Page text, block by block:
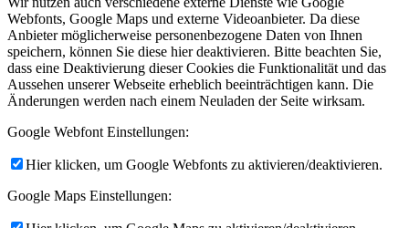
Webfonts, Google Maps und externe Videoanbieter. Da diese
Anbieter möglicherweise personenbezogene Daten von Ihnen
speichern, können Sie diese hier deaktivieren. Bitte beachten Sie,
dass eine Deaktivierung dieser Cookies die Funktionalität und das
Aussehen unserer Webseite erheblich beeinträchtigen kann. Die
Änderungen werden nach einem Neuladen der Seite wirksam.
Google Webfont Einstellungen:
Hier klicken, um Google Webfonts zu aktivieren/deaktivieren.
Google Maps Einstellungen: